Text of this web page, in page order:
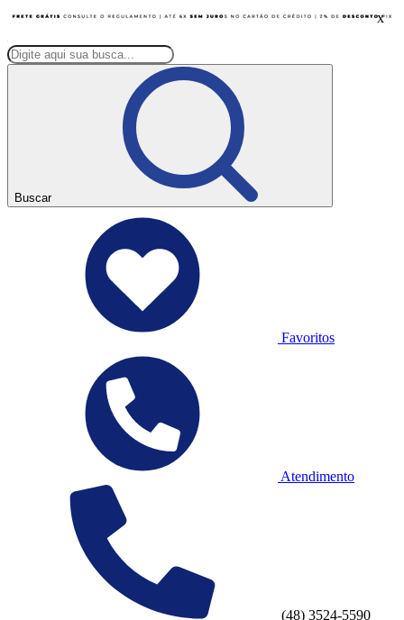
x
Buscar
Favoritos
Atendimento
(48) 3524-5590